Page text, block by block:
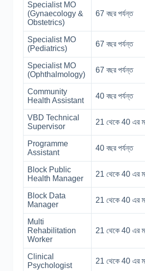
Specialist MO
(Gynaecology &
Obstetrics)
67 বছর পর্যন্ত
Specialist MO
(Pediatrics)
67 বছর পর্যন্ত
Specialist MO
(Ophthalmology)
67 বছর পর্যন্ত
Community
Health Assistant
40 বছর পর্যন্ত
VBD Technical
Supervisor
21 থেকে 40 এর
Programme
Assistant
40 বছর পর্যন্ত
Block Public
Health Manager
21 থেকে 40 এর
Block Data
Manager
21 থেকে 40 এর
Multi
Rehabilitation
Worker
21 থেকে 40 এর
Clinical
Psychologist
21 থেকে 40 এর